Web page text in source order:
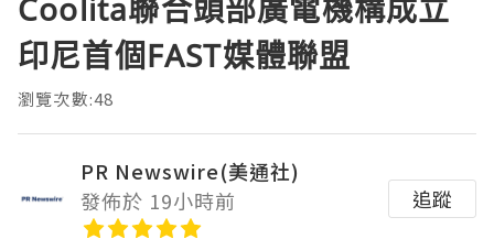
Coolita聯合頭部廣電機構成立
印尼首個FAST媒體聯盟
瀏覽次數:48
PR Newswire(美通社)
發佈於 19小時前
追蹤